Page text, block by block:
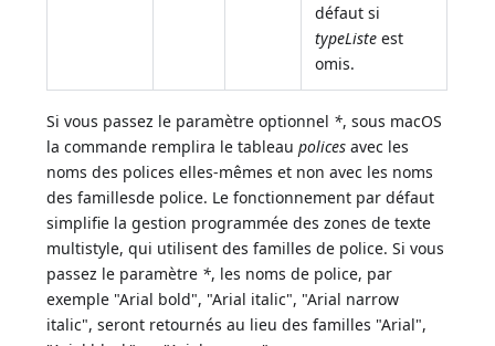
défaut si
typeListe est
omis.
Si vous passez le paramètre optionnel *, sous macOS
la commande remplira le tableaupolices avec les
noms des polices elles-mêmes et non avec les noms
des famillesde police. Le fonctionnement par défaut
simplifie la gestion programmée des zones de texte
multistyle, qui utilisent des familles de police. Si vous
passez le paramètre *, les noms de police, par
exemple "Arial bold", "Arial italic", "Arial narrow
italic", seront retournés au lieu des familles "Arial",